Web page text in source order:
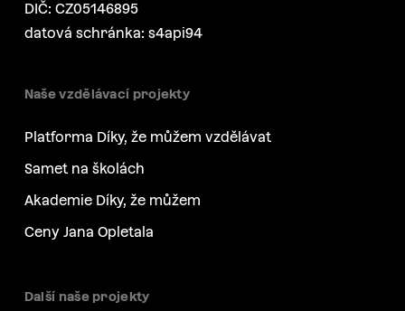
DIČ: CZ05146895
datová schránka: s4api94
Naše vzdělávací projekty
Platforma Díky, že můžem vzdělávat
Samet na školách
Akademie Díky, že můžem
Ceny Jana Opletala
Další naše projekty